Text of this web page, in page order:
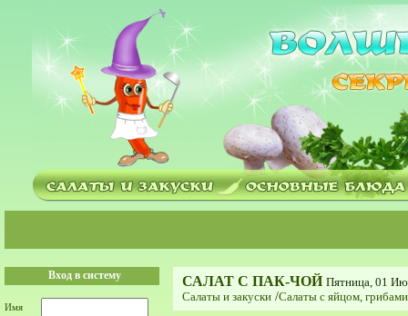
Вход в систему
Имя
САЛАТ С ПАК-ЧОЙ Пятница, 01
Салаты и закуски /Салаты с яйцом,